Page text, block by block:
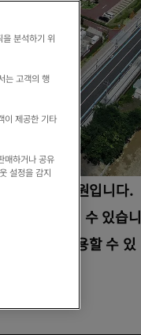
한 역사 공원입니다.
른까지 즐길 수 있습니
로서도 이용할 수 있
분석하기 위
는 고객의 행
이 제공한 기타
매하거나 공유
설정을 감지